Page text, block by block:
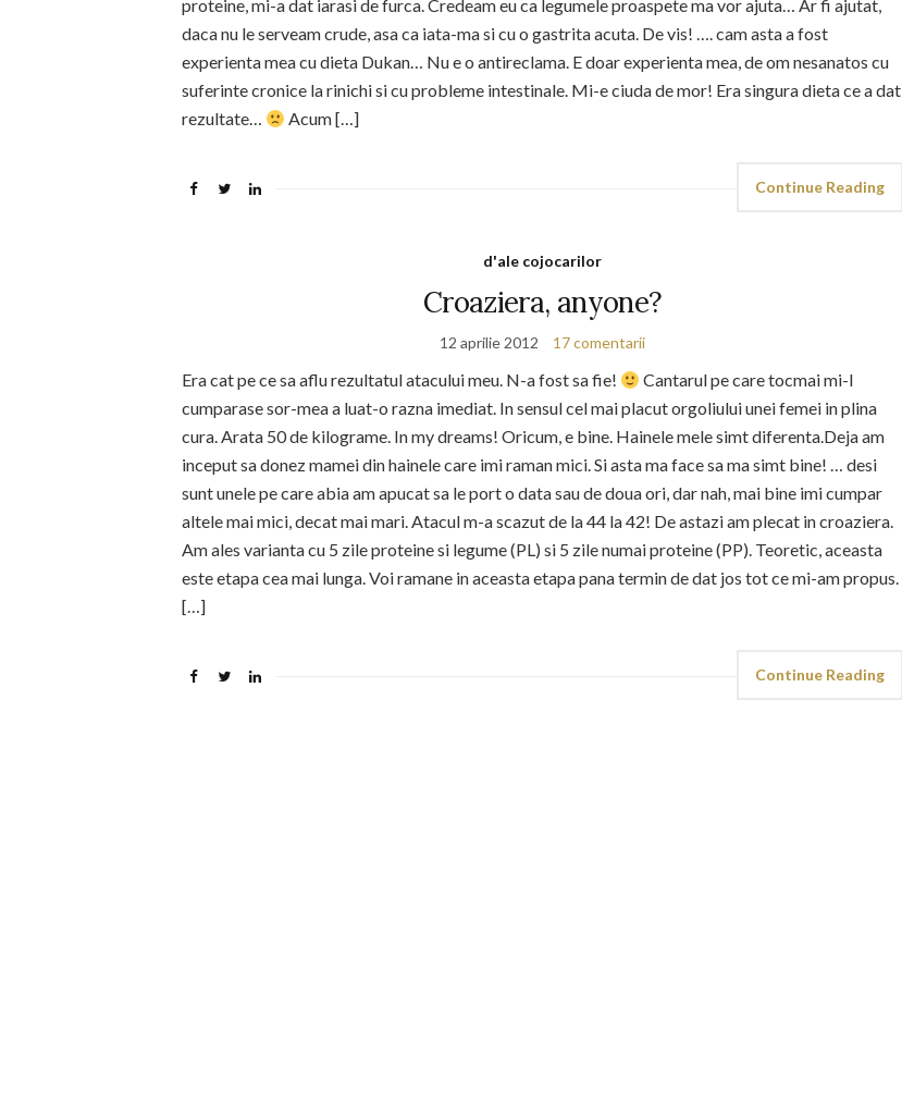
proteine, mi-a dat iarasi de furca. Credeam eu ca legumele proaspete ma vor ajuta… Ar fi ajutat,
daca nu le serveam crude, asa ca iata-ma si cu o gastrita acuta. De vis! …. cam asta a fost
experienta mea cu dieta Dukan… Nu e o antireclama. E doar experienta mea, de om nesanatos cu
suferinte cronice la rinichi si cu probleme intestinale. Mi-e ciuda de mor! Era singura dieta ce a dat
rezultate…
Acum […]
Continue Reading
d'ale cojocarilor
Croaziera, anyone?
12 aprilie 2012 17 comentarii
Era cat pe ce sa aflu rezultatul atacului meu. N-a fost sa fie!
Cantarul pe care tocmai mi-l
cumparase sor-mea a luat-o razna imediat. In sensul cel mai placut orgoliului unei femei in plina
cura. Arata 50 de kilograme. In my dreams! Oricum, e bine. Hainele mele simt diferenta.Deja am
inceput sa donez mamei din hainele care imi raman mici. Si asta ma face sa ma simt bine! … desi
sunt unele pe care abia am apucat sa le port o data sau de doua ori, dar nah, mai bine imi cumpar
altele mai mici, decat mai mari. Atacul m-a scazut de la 44 la 42! De astazi am plecat in croaziera.
Am ales varianta cu 5 zile proteine si legume (PL) si 5 zile numai proteine (PP). Teoretic, aceasta
este etapa cea mai lunga. Voi ramane in aceasta etapa pana termin de dat jos tot ce mi-am propus.
[…]
Continue Reading